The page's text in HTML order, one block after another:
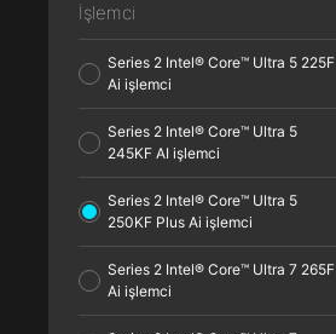
İşlemci
Series 2 Intel® Core™ Ultra 5 225F
Ai işlemci
Series 2 Intel® Core™ Ultra 5
245KF AI işlemci
Series 2 Intel® Core™ Ultra 5
250KF Plus Ai işlemci
Series 2 Intel® Core™ Ultra 7 265F
Ai işlemci